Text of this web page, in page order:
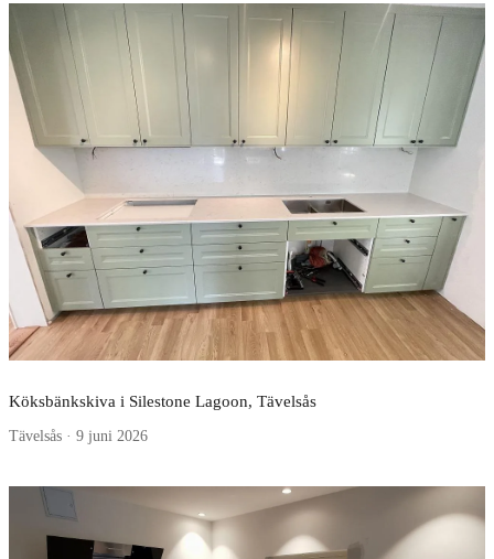
Köksbänkskiva i Silestone Lagoon, Tävelsås
Tävelsås · 9 juni 2026